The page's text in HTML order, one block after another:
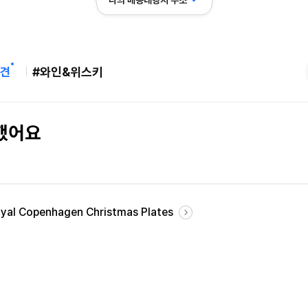
#와인&위스키
어요
Copenhagen Christmas Plates